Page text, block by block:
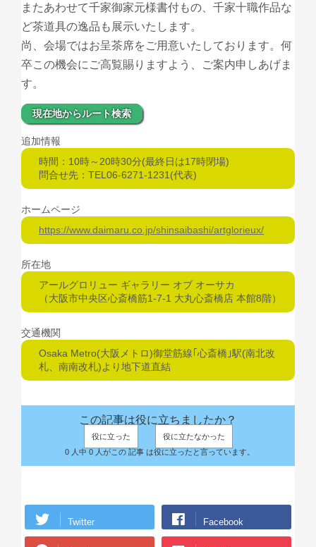
またあわせて千家御家元様書付もの、千家十職作品な
ど茶道具の逸品も展示いたします。
尚、会場ではお呈茶席をご用意いたしております。何
卒この機会にご高覧賜りますよう、ご案内申しあげま
す。
現在地からルート検索
追加情報
時間：10時～20時30分(最終日は17時閉場)
問合せ先：TEL06-6271-1231(代表)
ホームページ
https://www.daimaru.co.jp/shinsaibashi/artglorieux/
所在地
アールグロリュー ギャラリー オブ オーサカ
（大阪市中央区心斎橋筋1-7-1 大丸心斎橋店 本館8階）
交通機関
Osaka Metro(大阪メトロ)御堂筋線｢心斎橋｣駅(南北改
札、南南改札)より地下道直結
この記事は役に立ちましたか？
役に立った
役に立たなかった
0 人中 0 人がこの 記事 は役に立ったと言っています。
Twitter Facebook